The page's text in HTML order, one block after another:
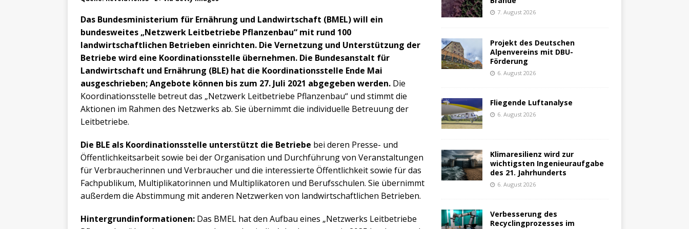
Das Bundesministerium für Ernährung und Landwirtschaft (BMEL) will ein
bundesweites „Netzwerk Leitbetriebe Pflanzenbau“ mit rund 100
landwirtschaftlichen Betrieben einrichten. Die Vernetzung und Unterstützung der
Betriebe wird eine Koordinationsstelle übernehmen. Die Bundesanstalt für
Landwirtschaft und Ernährung (BLE) hat die Koordinationsstelle Ende Mai
ausgeschrieben; Angebote können bis zum 27. Juli 2021 abgegeben werden. Die
Koordinationsstelle betreut das „Netzwerk Leitbetriebe Pflanzenbau“ und stimmt die
Aktionen im Rahmen des Netzwerks ab. Sie übernimmt die individuelle Betreuung der
Leitbetriebe.
Die BLE als Koordinationsstelle unterstützt die Betriebe bei deren Presse- und
Öffentlichkeitsarbeit sowie bei der Organisation und Durchführung von Veranstaltungen
für Verbraucherinnen und Verbraucher und die interessierte Öffentlichkeit sowie für das
Fachpublikum, Multiplikatorinnen und Multiplikatoren und Berufsschulen. Sie übernimmt
außerdem die Abstimmung mit anderen Netzwerken von landwirtschaftlichen Betrieben.
Hintergrundinformationen: Das BMEL hat den Aufbau eines „Netzwerks Leitbetriebe
7. August 2026
Projekt des Deutschen
Alpenvereins mit DBU-
Förderung
6. August 2026
Fliegende Luftanalyse
6. August 2026
Klimaresilienz wird zur
wichtigsten Ingenieuraufgabe
des 21. Jahrhunderts
6. August 2026
Verbesserung des
Recyclingprozesses im